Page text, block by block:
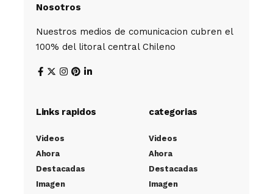
Nosotros
Nuestros medios de comunicacion cubren el
100% del litoral central Chileno
Links rapidos
Videos
Ahora
Destacadas
Imagen
categorias
Videos
Ahora
Destacadas
Imagen